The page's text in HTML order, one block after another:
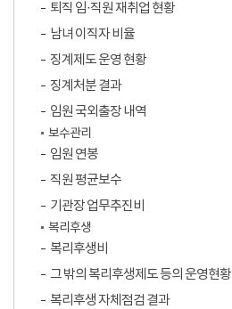
퇴직 임·직원 재취업 현황
남녀 이직자 비율
징계제도 운영 현황
징계처분 결과
임원 국외출장 내역
보수관리
임원 연봉
직원 평균보수
기관장 업무추진비
복리후생
복리후생비
그 밖의 복리후생제도 등의 운영현황
복리후생 자체점검 결과